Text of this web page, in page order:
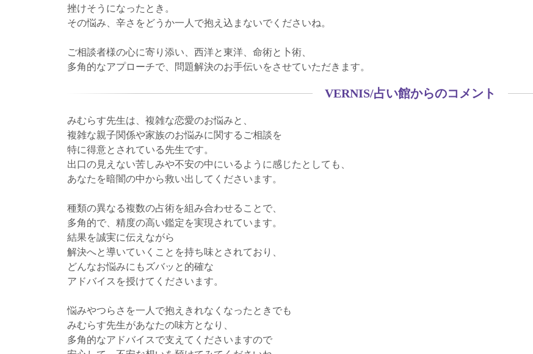
挫けそうになったとき。
その悩み、辛さをどうか一人で抱え込まないでくださいね。
ご相談者様の心に寄り添い、西洋と東洋、命術と卜術、
多角的なアプローチで、問題解決のお手伝いをさせていただきます。
VERNIS/占い館からのコメント
みむらす先生は、複雑な恋愛のお悩みと、
複雑な親子関係や家族のお悩みに関するご相談を
特に得意とされている先生です。
出口の見えない苦しみや不安の中にいるように感じたとしても、
あなたを暗闇の中から救い出してくださいます。
種類の異なる複数の占術を組み合わせることで、
多角的で、精度の高い鑑定を実現されています。
結果を誠実に伝えながら
解決へと導いていくことを持ち味とされており、
どんなお悩みにもズバッと的確な
アドバイスを授けてくださいます。
悩みやつらさを一人で抱えきれなくなったときでも
みむらす先生があなたの味方となり、
多角的なアドバイスで支えてくださいますので